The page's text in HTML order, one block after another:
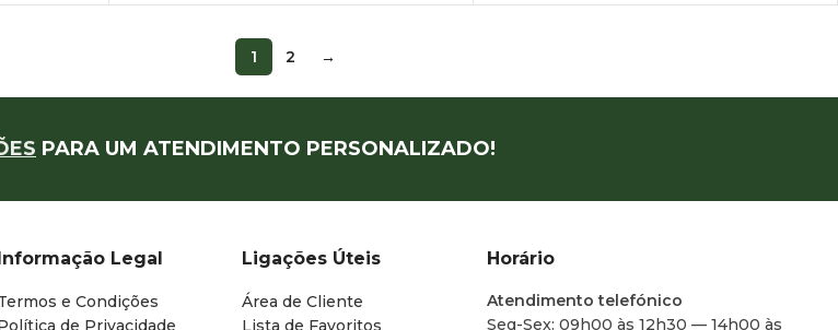
1 2 →
PARA UM ATENDIMENTO PERSONALIZADO!
Informação Legal
e Condições
de Privacidade
Ligações Úteis
Área de Cliente
Lista de Favoritos
Horário
Atendimento telefónico
Seg-Sex: 09h00 às 12h30 — 14h00 às